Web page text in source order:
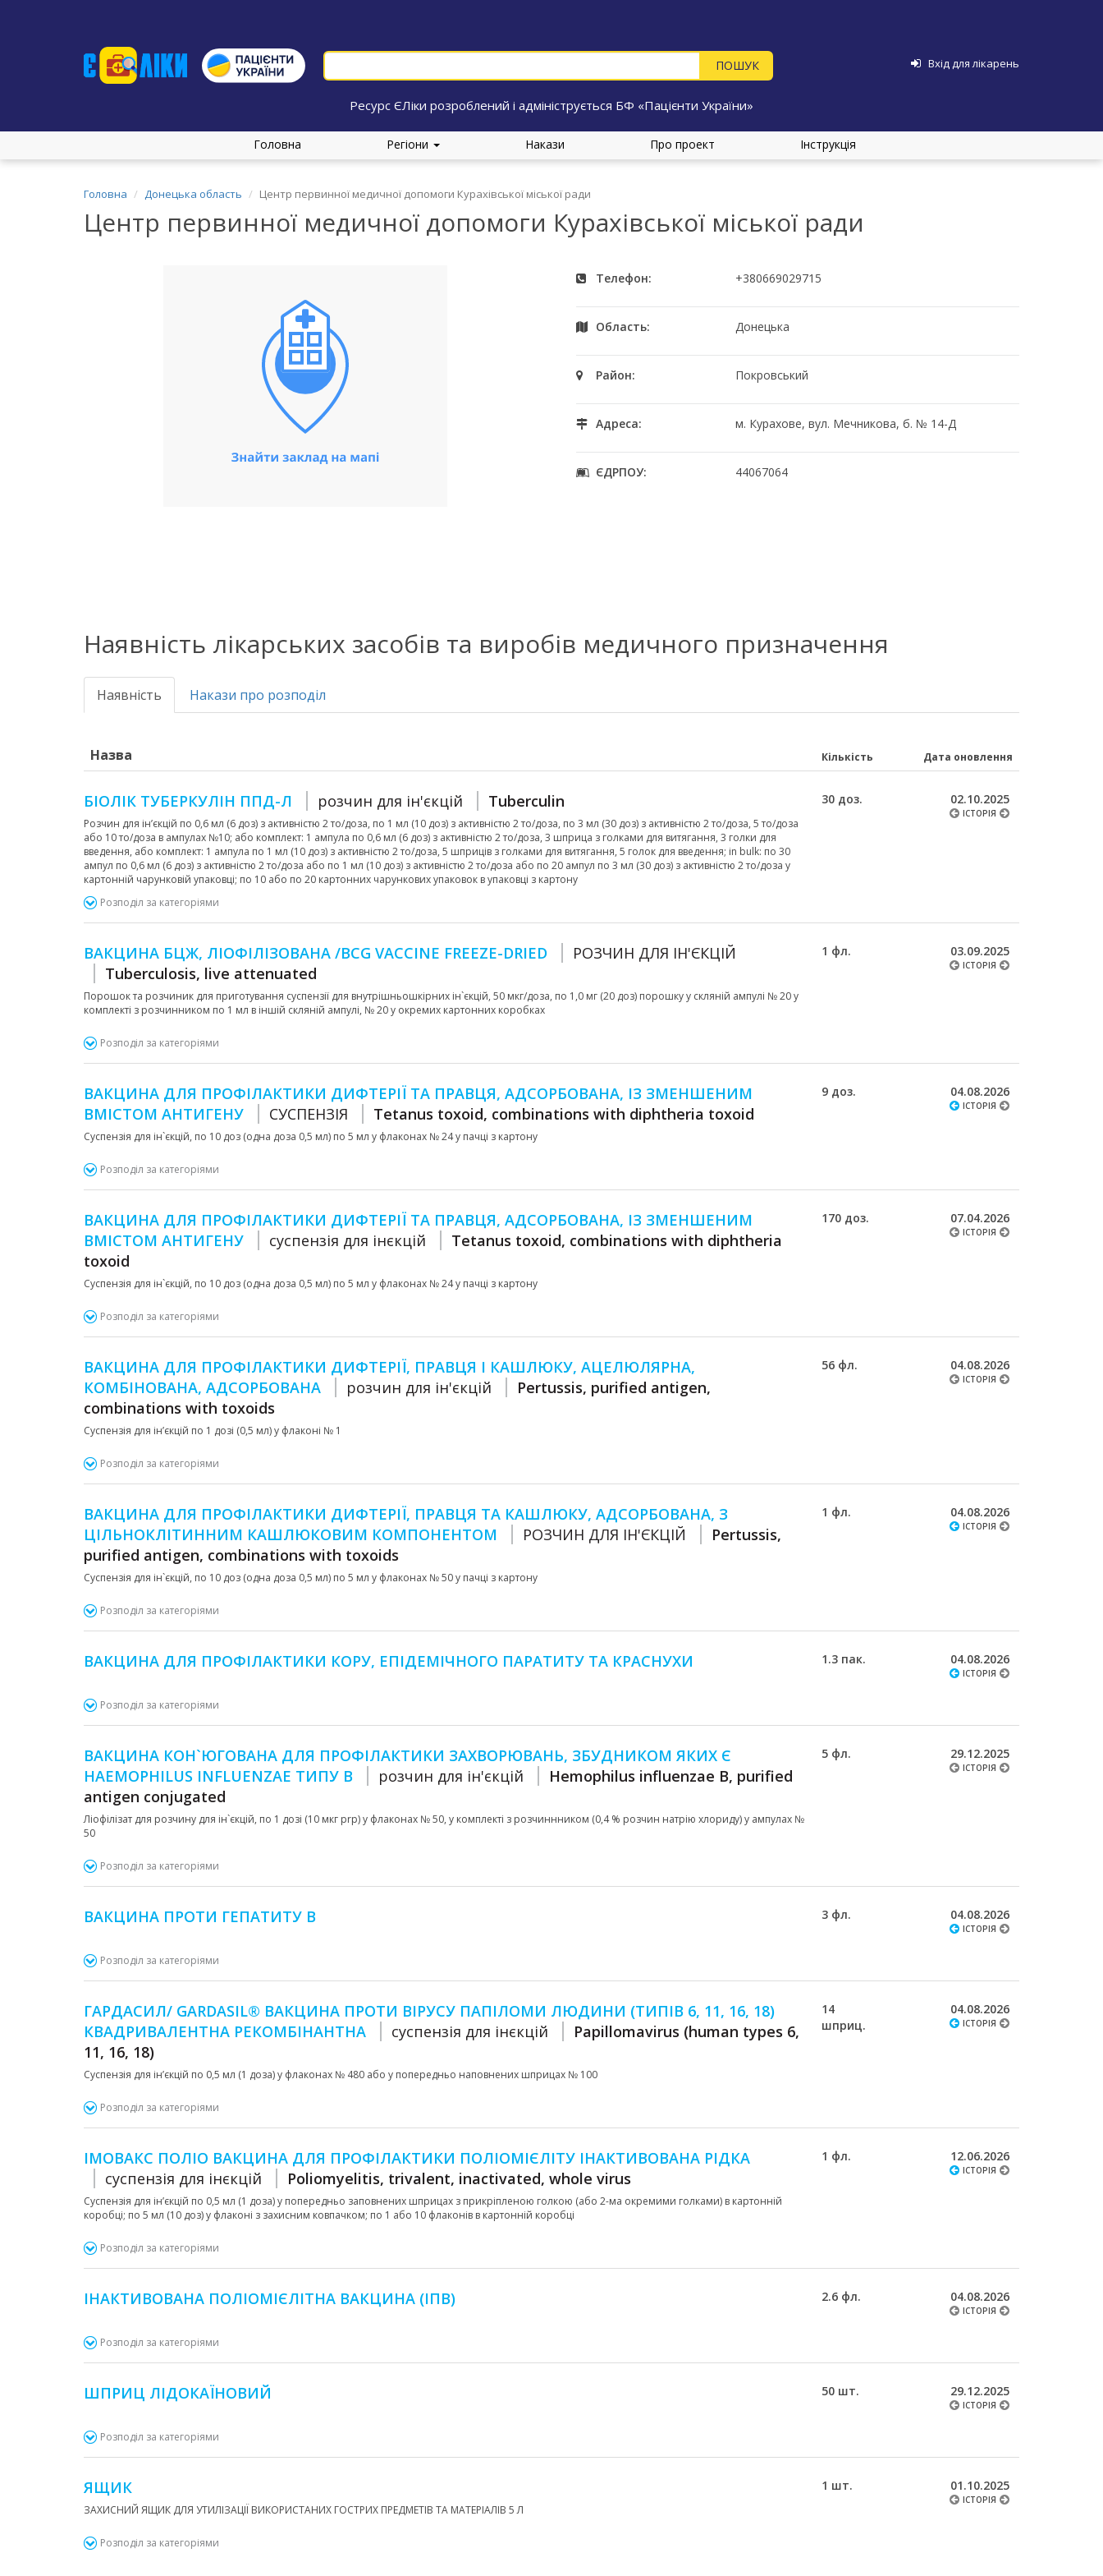
Вхід для лікарень
Ресурс ЄЛіки розроблений і адмініструється БФ «Пацієнти України»
Головна Регіони Накази Про проект Інструкція
Головна Донецька область Центр первинної медичної допомоги Курахівської міської ради
Центр первинної медичної допомоги Курахівської міської ради
Телефон: +380669029715
Область: Донецька
Район: Покровський
Адреса: м. Курахове, вул. Мечникова, б. № 14-Д
ЄДРПОУ: 44067064
Наявність лікарських засобів та виробів медичного призначення
Наявність Накази про розподіл
Назва Кількість Дата оновлення
БІОЛІК ТУБЕРКУЛІН ППД-Л розчин для ін'єкцій Tuberculin
Розчин для ін’єкцій по 0,6 мл (6 доз) з активністю 2 то/доза, по 1 мл (10 доз) з активністю 2 то/доза, по 3 мл (30 доз) з активністю 2 то/доза, 5 то/доза
або 10 то/доза в ампулах №10; або комплект: 1 ампула по 0,6 мл (6 доз) з активністю 2 то/доза, 3 шприца з голками для витягання, 3 голки для
введення, або комплект: 1 ампула по 1 мл (10 доз) з активністю 2 то/доза, 5 шприців з голками для витягання, 5 голок для введення; іn bulk: по 30
ампул по 0,6 мл (6 доз) з активністю 2 то/доза або по 1 мл (10 доз) з активністю 2 то/доза або по 20 ампул по 3 мл (30 доз) з активністю 2 то/доза у
картонній чарунковій упаковці; по 10 або по 20 картонних чарункових упаковок в упаковці з картону
30 доз. 02.10.2025
ІСТОРІЯ
Розподіл за категоріями
ВАКЦИНА БЦЖ, ЛІОФІЛІЗОВАНА /BCG VACCINE FREEZE-DRIED
РОЗЧИН ДЛЯ ІН'ЄКЦІЙ
Tuberculosis, live attenuated
Порошок та розчиник для приготування суспензії для внутрішньошкірних ін`єкцій, 50 мкг/доза, по 1,0 мг (20 доз) порошку у скляній ампулі № 20 у
комплекті з розчинником по 1 мл в іншій скляній ампулі, № 20 у окремих картонних коробках
1 фл. 03.09.2025
ІСТОРІЯ
Розподіл за категоріями
ВАКЦИНА ДЛЯ ПРОФІЛАКТИКИ ДИФТЕРІЇ ТА ПРАВЦЯ, АДСОРБОВАНА, ІЗ ЗМЕНШЕНИМ
ВМІСТОМ АНТИГЕНУ
СУСПЕНЗІЯ Tetanus toxoid, combinations with diphtheria toxoid
Суспензія для ін`єкцій, по 10 доз (одна доза 0,5 мл) по 5 мл у флаконах № 24 у пачці з картону
9 доз. 04.08.2026
ІСТОРІЯ
Розподіл за категоріями
ВАКЦИНА ДЛЯ ПРОФІЛАКТИКИ ДИФТЕРІЇ ТА ПРАВЦЯ, АДСОРБОВАНА, ІЗ ЗМЕНШЕНИМ
ВМІСТОМ АНТИГЕНУ
cуспензія для інєкцій
Tetanus toxoid, combinations with diphtheria
toxoid
Суспензія для ін`єкцій, по 10 доз (одна доза 0,5 мл) по 5 мл у флаконах № 24 у пачці з картону
170 доз. 07.04.2026
ІСТОРІЯ
Розподіл за категоріями
ВАКЦИНА ДЛЯ ПРОФІЛАКТИКИ ДИФТЕРІЇ, ПРАВЦЯ І КАШЛЮКУ, АЦЕЛЮЛЯРНА,
КОМБІНОВАНА, АДСОРБОВАНА
розчин для ін'єкцій
Pertussis, purified antigen,
combinations with toxoids
Суспензія для ін’єкцій по 1 дозі (0,5 мл) у флаконі № 1
56 фл. 04.08.2026
ІСТОРІЯ
Розподіл за категоріями
ВАКЦИНА ДЛЯ ПРОФІЛАКТИКИ ДИФТЕРІЇ, ПРАВЦЯ ТА КАШЛЮКУ, АДСОРБОВАНА, З
ЦІЛЬНОКЛІТИННИМ КАШЛЮКОВИМ КОМПОНЕНТОМ
РОЗЧИН ДЛЯ ІН'ЄКЦІЙ
Pertussis,
purified antigen, combinations with toxoids
Суспензія для ін`єкцій, по 10 доз (одна доза 0,5 мл) по 5 мл у флаконах № 50 у пачці з картону
1 фл. 04.08.2026
ІСТОРІЯ
Розподіл за категоріями
ВАКЦИНА ДЛЯ ПРОФІЛАКТИКИ КОРУ, ЕПІДЕМІЧНОГО ПАРАТИТУ ТА КРАСНУХИ 1.3 пак. 04.08.2026
ІСТОРІЯ
Розподіл за категоріями
ВАКЦИНА КОН`ЮГОВАНА ДЛЯ ПРОФІЛАКТИКИ ЗАХВОРЮВАНЬ, ЗБУДНИКОМ ЯКИХ Є
HAEMOPHILUS INFLUENZAE ТИПУ B
розчин для ін'єкцій
Hemophilus influenzae B, purified
antigen conjugated
Ліофілізат для розчину для ін`єкцій, по 1 дозі (10 мкг prp) у флаконах № 50, у комплекті з розчиннником (0,4 % розчин натрію хлориду) у ампулах №
50
5 фл. 29.12.2025
ІСТОРІЯ
Розподіл за категоріями
ВАКЦИНА ПРОТИ ГЕПАТИТУ В 3 фл. 04.08.2026
ІСТОРІЯ
Розподіл за категоріями
ГАРДАСИЛ/ GARDASIL® ВАКЦИНА ПРОТИ ВІРУСУ ПАПІЛОМИ ЛЮДИНИ (ТИПІВ 6, 11, 16, 18)
КВАДРИВАЛЕНТНА РЕКОМБІНАНТНА
cуспензія для інєкцій
Papillomavirus (human types 6,
11, 16, 18)
Суспензія для ін’єкцій по 0,5 мл (1 доза) у флаконах № 480 або у попередньо наповнених шприцах № 100
14
шприц.
04.08.2026
ІСТОРІЯ
Розподіл за категоріями
ІМОВАКС ПОЛІО ВАКЦИНА ДЛЯ ПРОФІЛАКТИКИ ПОЛІОМІЄЛІТУ ІНАКТИВОВАНА РІДКА
cуспензія для інєкцій
Poliomyelitis, trivalent, inactivated, whole virus
Суспензія для ін’єкцій по 0,5 мл (1 доза) у попередньо заповнених шприцах з прикріпленою голкою (або 2-ма окремими голками) в картонній
коробці; по 5 мл (10 доз) у флаконі з захисним ковпачком; по 1 або 10 флаконів в картонній коробці
1 фл. 12.06.2026
ІСТОРІЯ
Розподіл за категоріями
ІНАКТИВОВАНА ПОЛІОМІЄЛІТНА ВАКЦИНА (ІПВ) 2.6 фл. 04.08.2026
ІСТОРІЯ
Розподіл за категоріями
ШПРИЦ ЛІДОКАЇНОВИЙ 50 шт. 29.12.2025
ІСТОРІЯ
Розподіл за категоріями
ЯЩИК
ЗАХИСНИЙ ЯЩИК ДЛЯ УТИЛІЗАЦІЇ ВИКОРИСТАНИХ ГОСТРИХ ПРЕДМЕТІВ ТА МАТЕРІАЛІВ 5 Л
1 шт. 01.10.2025
ІСТОРІЯ
Розподіл за категоріями